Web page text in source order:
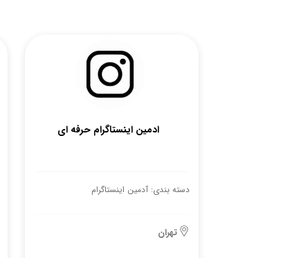
ادمین اینستاگرام حرفه ای
دسته بندی: آدمین اینستاگرام
تهران